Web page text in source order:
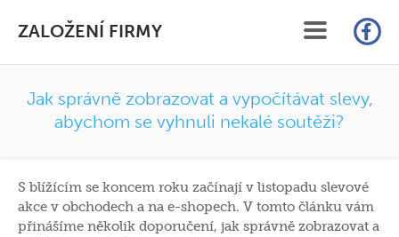
ZALOŽENÍ FIRMY
SLUŽBY
FAQ
Jak správně zobrazovat a vypočítávat slevy,
abychom se vyhnuli nekalé soutěži?
S blížícím se koncem roku začínají v listopadu slevové
akce v obchodech a na e-shopech. V tomto článku vám
přinášíme několik doporučení, jak správně zobrazovat a